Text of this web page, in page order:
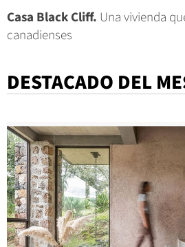
Casa Black Cliff. Una vivienda
canadienses
DESTACADO DEL